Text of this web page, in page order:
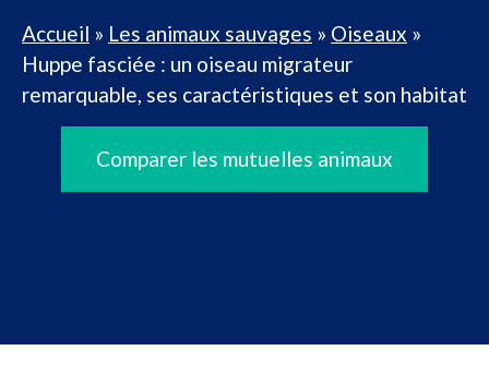
Accueil » Les animaux sauvages » Oiseaux »
Huppe fasciée : un oiseau migrateur
remarquable, ses caractéristiques et son habitat
Comparer les mutuelles animaux